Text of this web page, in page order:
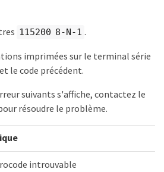
115200 8-N-1 .
imprimées sur le terminal série
le code précédent.
suivants s'affiche, contactez le
résoudre le problème.
introuvable